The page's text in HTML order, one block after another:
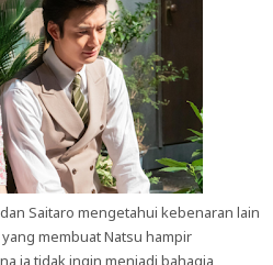
Saitaro mengetahui kebenaran lain
membuat Natsu hampir
ia tidak ingin menjadi bahagia